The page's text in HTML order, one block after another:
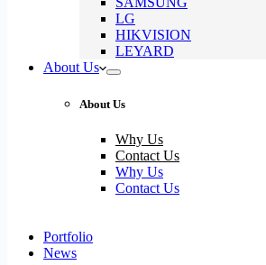
LG
HIKVISION
LEYARD
About Us
About Us
Why Us
Contact Us
Why Us
Contact Us
Portfolio
News